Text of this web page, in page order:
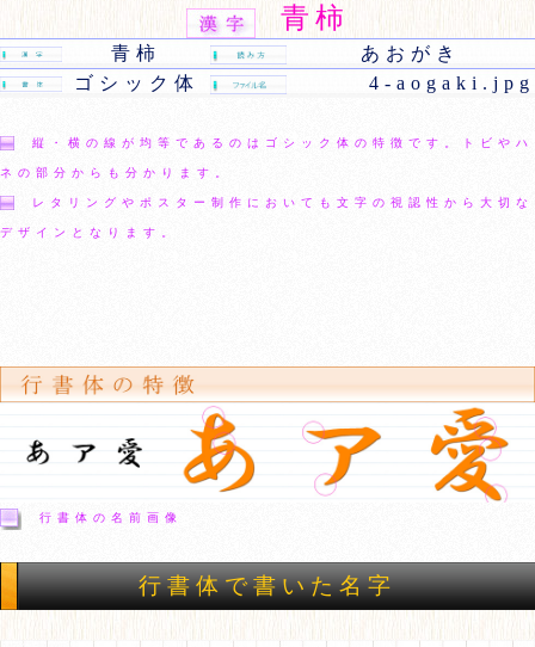
青柿
青柿
あおがき
ゴシック体
4-aogaki.jpg
縦・横の線が均等であるのはゴシック体の特徴です。トビやハ
ネの部分からも分かります。
レタリングやポスター制作においても文字の視認性から大切な
デザインとなります。
行書体の名前画像
行書体で書いた名字